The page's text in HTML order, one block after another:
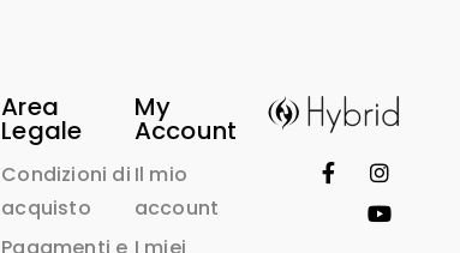
Area
Legale
Condizioni di
acquisto
My
Account
Il mio
account